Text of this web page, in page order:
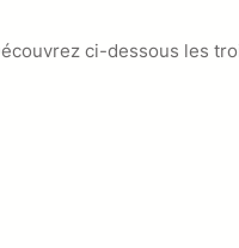
ci-dessous les